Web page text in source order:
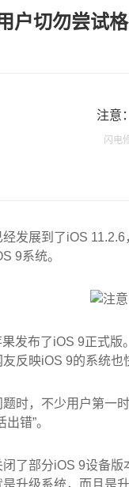
户切勿尝试
注意
闪电
发展到了iOS
9系统。
发布了iOS 9正式
反映iOS 9的系统也
时，不少用户第一
错”。
了部分iOS 9设备
升级系统，而且是